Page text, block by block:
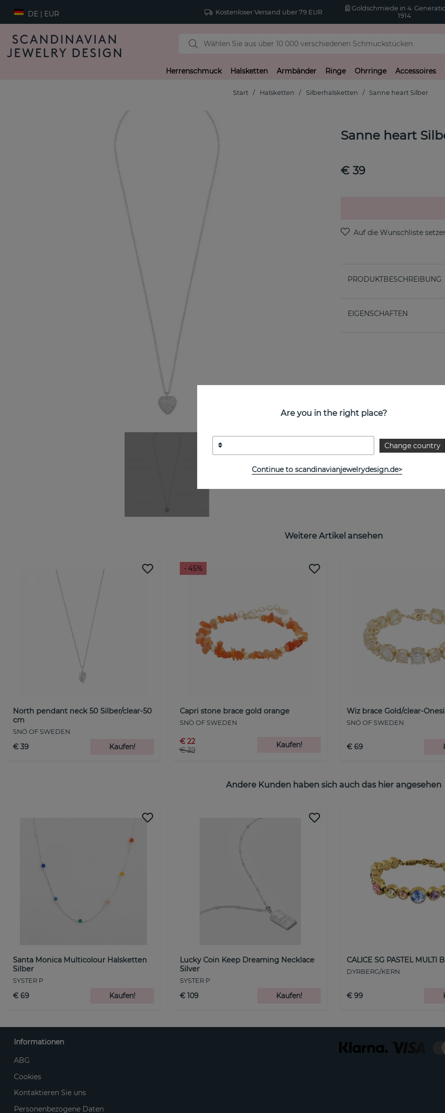
DE | EUR Kostenloser Versand über 79 EUR
Goldschmiede in 4.
1914
Herrenschmuck Halsketten Armbänder Ringe Ohrringe Accessoires
Start Halsketten Silberhalsketten Sanne heart Silber
Sanne heart
€ 39
PRODUKTBESCHREIBUNG
EIGENSCHAFTEN
Weitere Artikel ansehen
North pendant neck 50 Silber/clear-50
cm
SNÖ OF SWEDEN
€ 39 Kaufen!
- 45%
Capri stone brace gold orange
SNÖ OF SWEDEN
€ 22
€ 39
Kaufen!
Wiz brace Gold/clear-
SNÖ OF SWEDEN
€ 69
Andere Kunden haben sich auch das hier angesehen
Santa Monica Multicolour Halsketten
Silber
SYSTER P
€ 69 Kaufen!
Lucky Coin Keep Dreaming Necklace
Silver
SYSTER P
€ 109 Kaufen!
CALICE SG PASTEL MULTI
DYRBERG/KERN
€ 99
Are you in the right place?
Change country
Continue to scandinavianjewelrydesign.de>
Informationen
ABG
Cookies
Kontaktieren Sie uns
Personenbezogene Daten